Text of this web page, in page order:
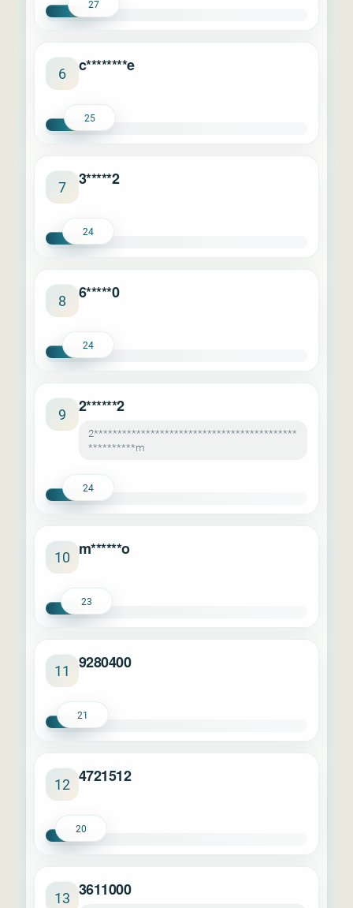
27
6 c********e
25
7 3*****2
24
8 6*****0
24
9 2******2
2*******************************************
**********m
24
10 m******o
23
11 9280400
21
12 4721512
20
13 3611000